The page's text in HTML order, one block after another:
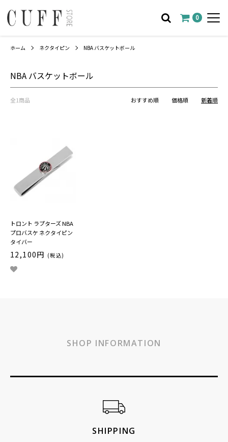
0
ホーム ネクタイピン NBA バスケットボール
NBA バスケットボール
全1商品 おすすめ順 価格順 新着順
トロント ラプターズ NBA
プロバスケ ネクタイピン
タイバー
12,100円 (税込)
SHOP INFORMATION
SHIPPING